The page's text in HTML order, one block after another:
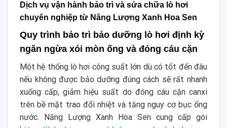
Dịch vụ vận hành bảo trì và sửa chữa lò hơi
chuyên nghiệp từ Năng Lượng Xanh Hoa Sen
Quy trình bảo trì bảo dưỡng lò hơi định kỳ
ngăn ngừa xói mòn ống và đóng cáu cặn
Một hệ thống lò hơi công suất lớn dù có tốt đến đâu
nếu không được bảo dưỡng đúng cách sẽ rất nhanh
xuống cấp, giảm hiệu suất do đóng cáu cặn canxi
trên bề mặt trao đổi nhiệt và tăng nguy cơ bục ống
nước. Năng Lượng Xanh Hoa Sen cung cấp gói